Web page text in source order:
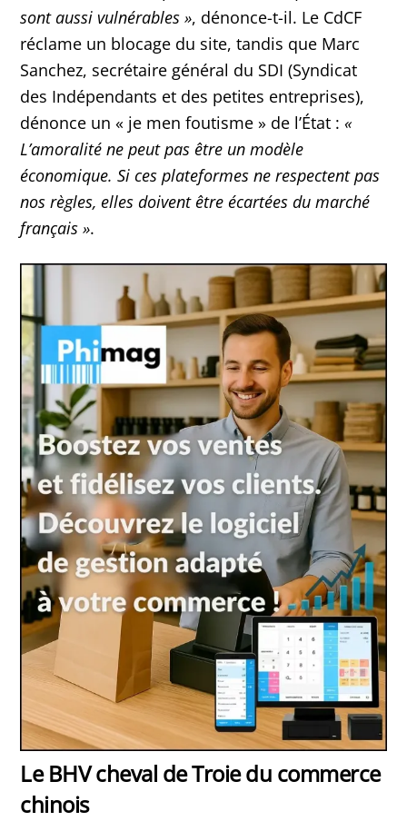
sont aussi vulnérables », dénonce-t-il. Le CdCF
réclame un blocage du site, tandis que Marc
Sanchez, secrétaire général du SDI (Syndicat
des Indépendants et des petites entreprises),
dénonce un « je men foutisme » de l’État :«
L’amoralité ne peut pas être un modèle
économique. Si ces plateformes ne respectent pas
nos règles, elles doivent être écartées du marché
français ».
Le BHV cheval de Troie du commerce
chinois